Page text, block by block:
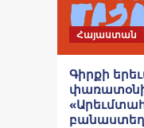
Հայաստան
Գիրքի